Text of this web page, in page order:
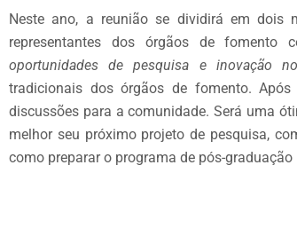
Neste ano, a reunião se dividirá em dois
representantes dos órgãos de fomento
oportunidades de pesquisa e inovação no
tradicionais dos órgãos de fomento.
discussões para a comunidade. Será uma
melhor seu próximo projeto de pesquisa,
como preparar o programa de pós-